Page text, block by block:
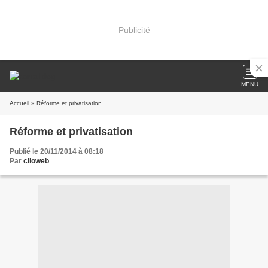
Publicité
MENU
Accueil » Réforme et privatisation
Réforme et privatisation
Publié le 20/11/2014 à 08:18
Par clioweb